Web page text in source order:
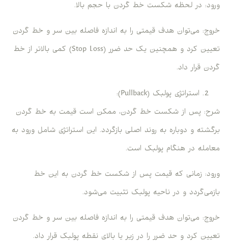
ورود: در لحظه شکست خط گردن با حجم بالا.
خروج: می‌توان هدف قیمتی را به اندازه فاصله بین سر و خط گردن
تعیین کرد و همچنین یک حد ضرر (Stop Loss) کمی بالاتر از خط
گردن قرار داد.
استراتژی پولبک (Pullback):
شرح: پس از شکست خط گردن، ممکن است قیمت به خط گردن
برگشته و دوباره به روند اصلی بازگردد. این استراتژی شامل ورود به
معامله در هنگام پولبک است.
ورود: زمانی که قیمت پس از شکست خط گردن به این خط
بازمی‌گردد و در ناحیه پولبک تثبیت می‌شود.
خروج: می‌توان هدف قیمتی را به اندازه فاصله بین سر و خط گردن
تعیین کرد و حد ضرر را در زیر یا بالای نقطه پولبک قرار داد.